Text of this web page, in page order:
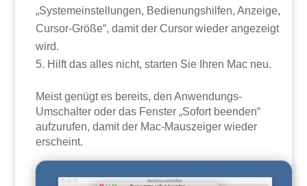
„Systemeinstellungen, Bedienungshilfen, Anzeige,
Cursor-Größe“, damit der Cursor wieder angezeigt
wird.
Hilft das alles nicht, starten Sie Ihren Mac neu.
Meist genügt es bereits, den Anwendungs-
Umschalter oder das Fenster „Sofort beenden“
aufzurufen, damit der Mac-Mauszeiger wieder
erscheint.